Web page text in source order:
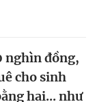
nghìn đồng,
cho sinh
hai... như